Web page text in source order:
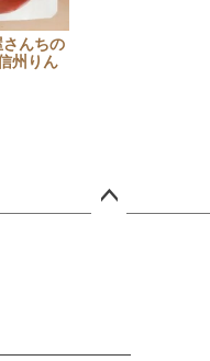
んちの
州りん